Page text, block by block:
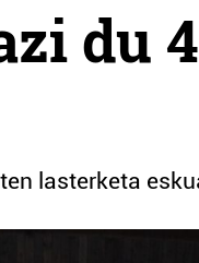
du
lasterketa